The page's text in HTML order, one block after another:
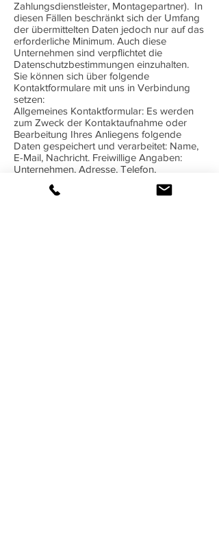
Zahlungsdienstleister, Montagepartner). In
diesen Fällen beschränkt sich der Umfang
der übermittelten Daten jedoch nur auf das
erforderliche Minimum. Auch diese
Unternehmen sind verpflichtet die
Datenschutzbestimmungen einzuhalten.
Sie können sich über folgende
Kontaktformulare mit uns in Verbindung
setzen:
Allgemeines Kontaktformular: Es werden
zum Zweck der Kontaktaufnahme oder
Bearbeitung Ihres Anliegens folgende
Daten gespeichert und verarbeitet: Name,
E-Mail, Nachricht. Freiwillige Angaben:
Unternehmen, Adresse, Telefon,
Kontaktformular „Prospekt anfordern“: Es